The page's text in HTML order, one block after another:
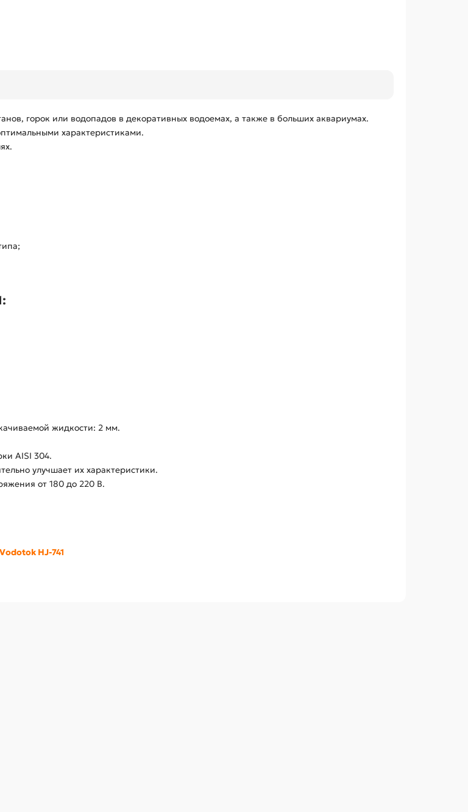
горок или водопадов в декоративных водоемах, а также в больших аквариумах.
характеристиками.
жидкости: 2 мм.
AISI 304.
улучшает их характеристики.
от 180 до 220 В.
HJ-741